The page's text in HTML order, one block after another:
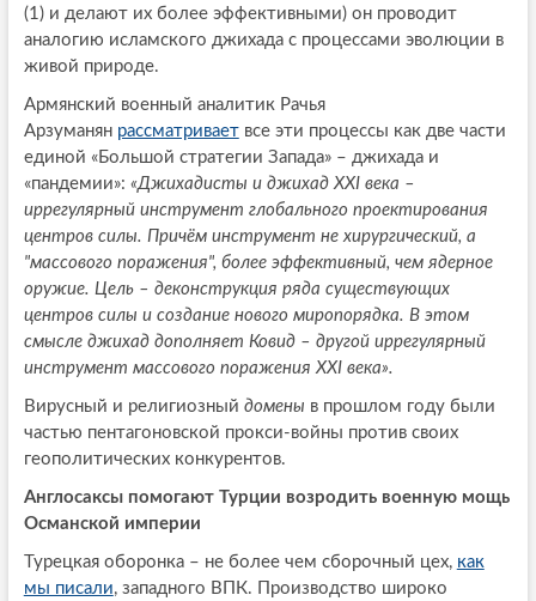
(1) и делают их более эффективными) он проводит
аналогию исламского джихада с процессами эволюции в
живой природе.
Армянский военный аналитик Рачья
Арзуманян рассматриваетвсе эти процессы как две части
единой «Большой стратегии Запада» – джихада и
«пандемии»: «Джихадисты и джихад XXI века –
иррегулярный инструмент глобального проектирования
центров силы. Причём инструмент не хирургический, а
"массового поражения", более эффективный, чем ядерное
оружие. Цель – деконструкция ряда существующих
центров силы и создание нового миропорядка. В этом
смысле джихад дополняет Ковид – другой иррегулярный
инструмент массового поражения XXI века».
Вирусный и религиозный домены в прошлом году были
частью пентагоновской прокси-войны против своих
геополитических конкурентов.
Англосаксы помогают Турции возродить военную мощь
Османской империи
Турецкая оборонка – не более чем сборочный цех, как
мы писали, западного ВПК. Производство широко